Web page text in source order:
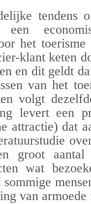
tendens
het
klant keten
en dit geldt
van het
volgt
levert een
attractie) dat
groot aantal
wat
van